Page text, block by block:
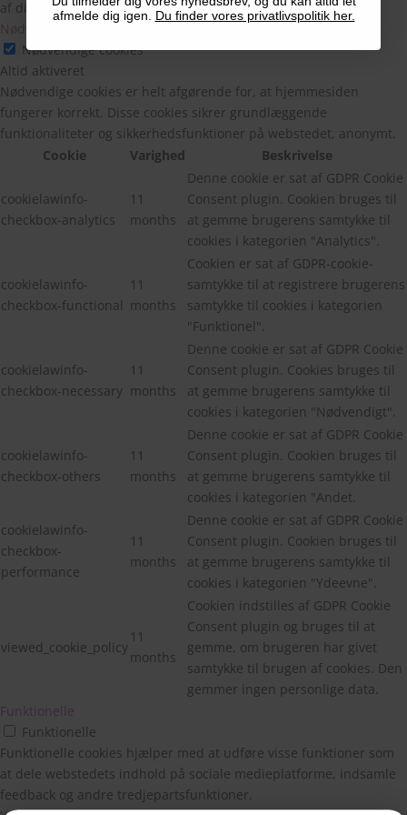
af disse cookies kan påvirke din browseroplevelse.
Nødvendige cookies
Nødvendige cookies
Altid aktiveret
Nødvendige cookies er helt afgørende for, at hjemmesiden
fungerer korrekt. Disse cookies sikrer grundlæggende
funktionaliteter og sikkerhedsfunktioner på webstedet, anonymt.
Cookie
Varighed Beskrivelse
cookielawinfo-
checkbox-analytics
11
months
Denne cookie er sat af GDPR Cookie
Consent plugin. Cookien bruges til
at gemme brugerens samtykke til
cookies i kategorien "Analytics".
cookielawinfo-
checkbox-functional
11
months
Cookien er sat af GDPR-cookie-
samtykke til at registrere brugerens
samtykke til cookies i kategorien
"Funktionel".
cookielawinfo-
checkbox-necessary
11
months
Denne cookie er sat af GDPR Cookie
Consent plugin. Cookies bruges til
at gemme brugerens samtykke til
cookies i kategorien "Nødvendigt".
cookielawinfo-
checkbox-others
11
months
Denne cookie er sat af GDPR Cookie
Consent plugin. Cookien bruges til
at gemme brugerens samtykke til
cookies i kategorien "Andet.
cookielawinfo-
checkbox-
performance
11
months
Denne cookie er sat af GDPR Cookie
Consent plugin. Cookien bruges til
at gemme brugerens samtykke til
cookies i kategorien "Ydeevne".
viewed_cookie_policy
11
months
Cookien indstilles af GDPR Cookie
Consent plugin og bruges til at
gemme, om brugeren har givet
samtykke til brugen af cookies. Den
gemmer ingen personlige data.
Funktionelle
Funktionelle
Funktionelle cookies hjælper med at udføre visse funktioner som
at dele webstedets indhold på sociale medieplatforme, indsamle
feedback og andre tredjepartsfunktioner.
afmelde dig igen. Du finder vores privatlivspolitik her.